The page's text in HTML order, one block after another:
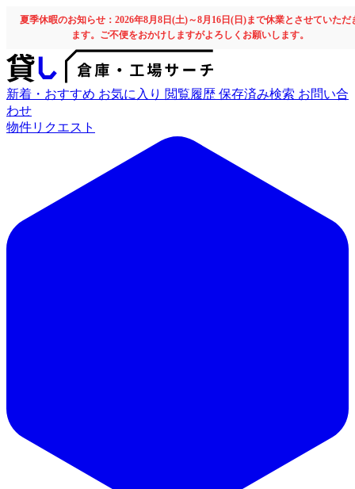
夏季休暇のお知らせ：2026年8月8日(土)～8月16日(日)まで休業とさせていただ
ます。ご不便をおかけしますがよろしくお願いします。
新着・おすすめ お気に入り 閲覧履歴 保存済み検索 お問い合
わせ
物件リクエスト